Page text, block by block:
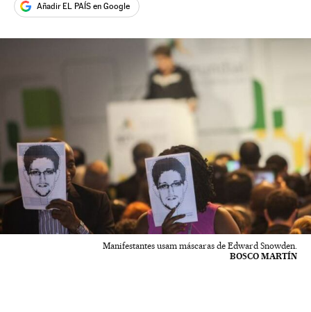
Añadir EL PAÍS en Google
Manifestantes usam máscaras de Edward Snowden.
BOSCO MARTÍN